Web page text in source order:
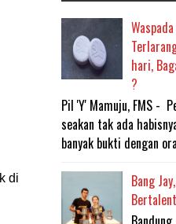
di
hari,
?
Pil 'Y' Mamuju, FMS -
seakan tak ada
banyak bukti dengan
Bang